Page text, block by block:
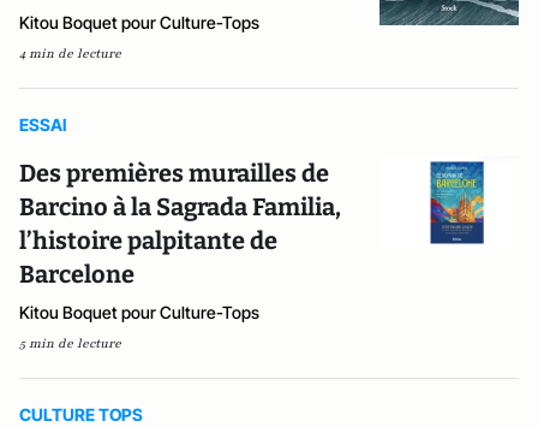
Kitou Boquet pour Culture-Tops
4 min de lecture
ESSAI
Des premières murailles de
Barcino à la Sagrada Familia,
l’histoire palpitante de
Barcelone
Kitou Boquet pour Culture-Tops
5 min de lecture
CULTURE TOPS